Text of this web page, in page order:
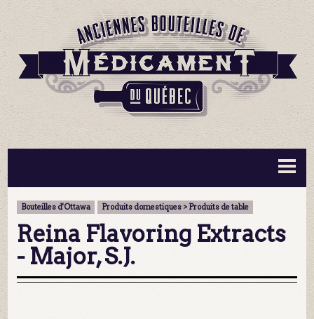
BOUTEILLES ▼
INFORMATION ▼
MA COLLECTION
CONTACT
Bouteilles d'Ottawa Produits domestiques > Produits de table
Reina Flavoring Extracts
- Major, S.J.